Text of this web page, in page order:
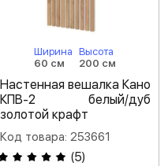
Ширина
60 см
Высота
200 см
Настенная вешалка Кано
КПВ-2 белый/дуб
золотой крафт
Код товара: 253661
(5)